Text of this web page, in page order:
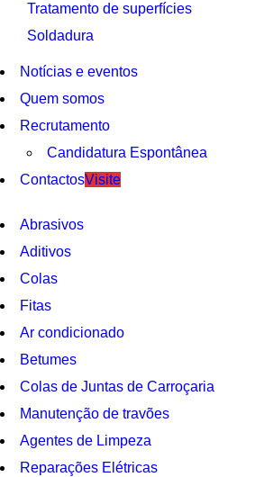
Tratamento de superfícies
Soldadura
Notícias e eventos
Quem somos
Recrutamento
Candidatura Espontânea
ContactosVisite
Abrasivos
Aditivos
Colas
Fitas
Ar condicionado
Betumes
Colas de Juntas de Carroçaria
Manutenção de travões
Agentes de Limpeza
Reparações Elétricas